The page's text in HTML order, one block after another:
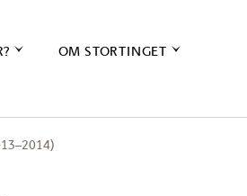
OM STORTINGET